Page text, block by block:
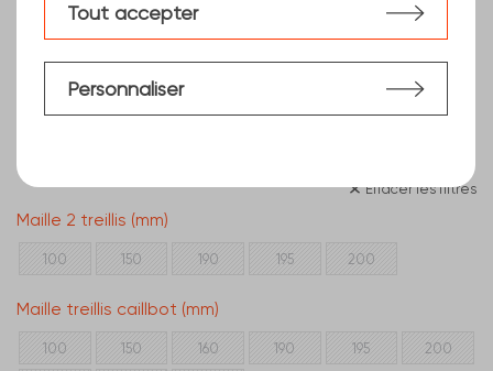
Effacer les filtres
Maille 2 treillis (mm)
100 150 190 195 200
Maille treillis caillbot (mm)
100 150 160 190 195 200
Personnaliser
Tout accepter